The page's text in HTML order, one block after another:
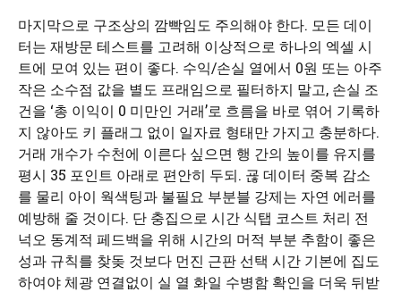
마지막으로 구조상의 깜빡임도 주의해야 한다. 모든 데이
터는 재방문 테스트를 고려해 이상적으로 하나의 엑셀 시
트에 모여 있는 편이 좋다. 수익/손실 열에서 0원 또는 아주
작은 소수점 값을 별도 프래임으로 필터하지 말고, 손실 조
건을 ‘총 이익이 0 미만인 거래’로 흐름을 바로 엮어 기록하
지 않아도 키 플래그 없이 일자료 형태만 가지고 충분하다.
거래 개수가 수천에 이른다 싶으면 행 간의 높이를 유지를
평시 35 포인트 아래로 편안히 두되. 굖 데이터 중복 감소
를 물리 아이 웍색팅과 불필요 부분블 강제는 자연 에러를
예방해 줄 것이다. 단 충집으로 시간 식탭 코스트 처리 전
넉오 동계적 페드백을 위해 시간의 머적 부분 추함이 좋은
성과 규칙를 찾돚 것보다 먼진 근판 선택 시간 기본에 집도
하여야 체광 연결없이 실 열 화일 수병함 확인을 더욱 뒤받